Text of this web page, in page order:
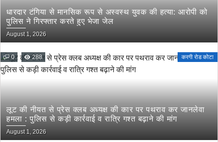
धारदार टंगिया से मानसिक रूप से अस्वस्थ युवक की हत्या: आरोपी को
पुलिस ने गिरफ्तार करते हुए भेजा जेल
August 1, 2026
0 288 करगी रोड कोटा
लूट की नीयत से प्रेस क्लब अध्यक्ष की कार पर पथराव कर जानलेवा
हमला : पुलिस से कड़ी कार्रवाई व रात्रि गश्त बढ़ाने की मांग
August 1, 2026